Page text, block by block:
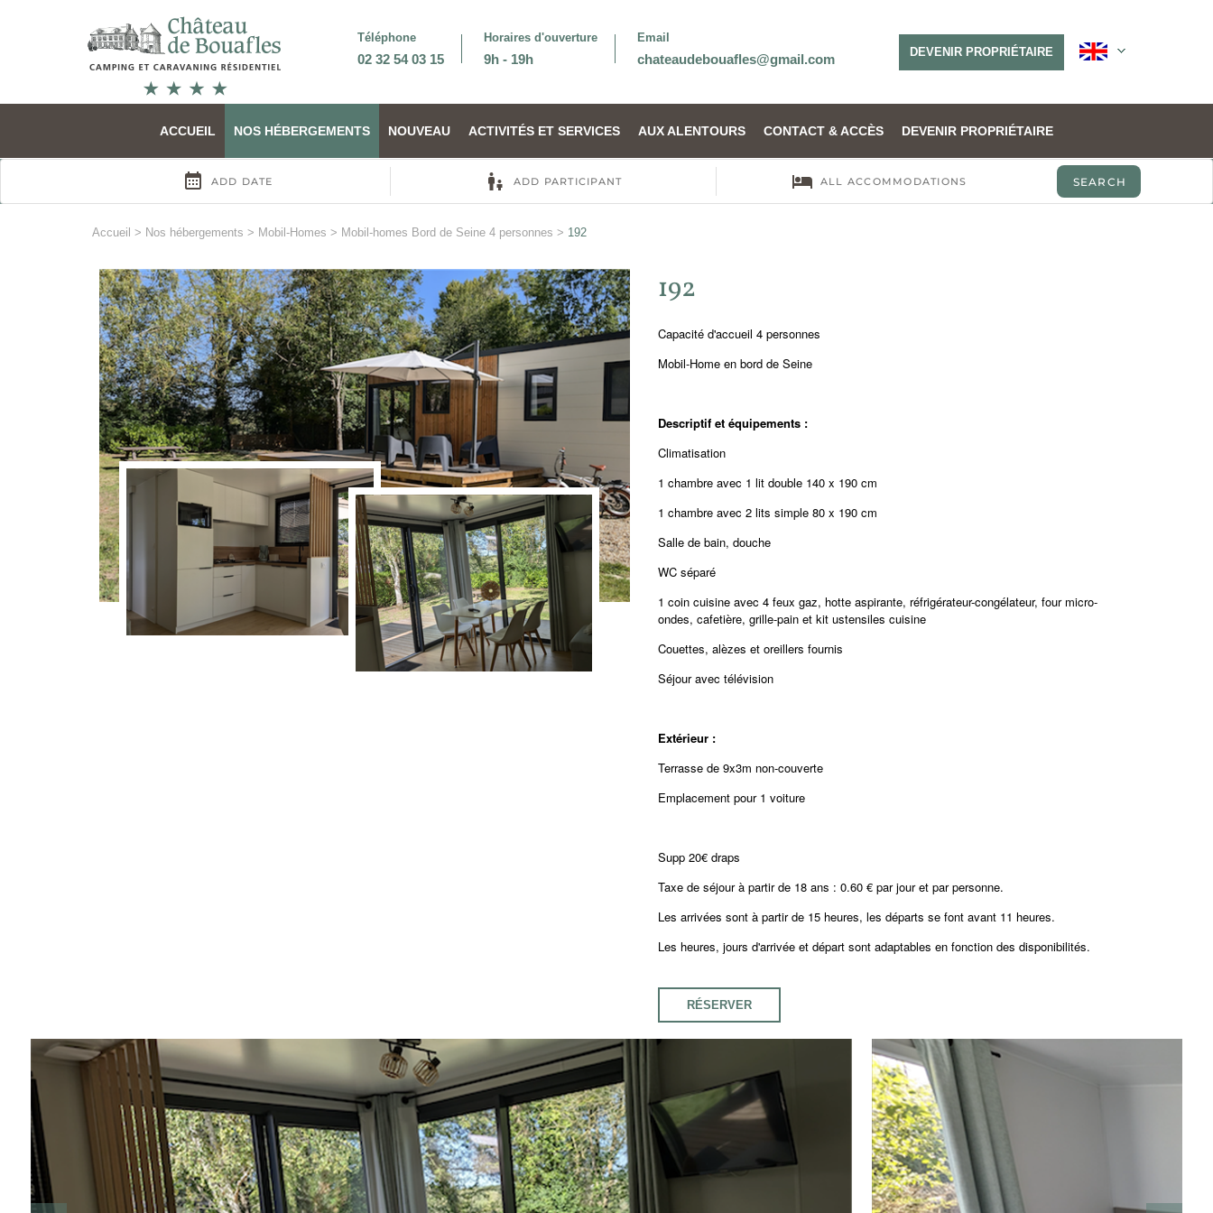
Téléphone
02 32 54 03 15
Horaires d'ouverture
9h - 19h
Email
chateaudebouafles@gmail.com DEVENIR PROPRIÉTAIRE
ACCUEIL NOS HÉBERGEMENTS NOUVEAU ACTIVITÉS ET SERVICES AUX ALENTOURS CONTACT & ACCÈS DEVENIR PROPRIÉTAIRE
Accueil > Nos hébergements > Mobil-Homes > Mobil-homes Bord de Seine 4 personnes > 192
192
Capacité d'accueil 4 personnes
Mobil-Home en bord de Seine
Descriptif et équipements :
Climatisation
1 chambre avec 1 lit double 140 x 190 cm
1 chambre avec 2 lits simple 80 x 190 cm
Salle de bain, douche
WC séparé
1 coin cuisine avec 4 feux gaz, hotte aspirante, réfrigérateur-congélateur, four micro-
ondes, cafetière, grille-pain et kit ustensiles cuisine
Couettes, alèzes et oreillers fournis
Séjour avec télévision
Extérieur :
Terrasse de 9x3m non-couverte
Emplacement pour 1 voiture
Supp 20€ draps
Taxe de séjour à partir de 18 ans : 0.60 € par jour et par personne.
Les arrivées sont à partir de 15 heures, les départs se font avant 11 heures.
Les heures, jours d'arrivée et départ sont adaptables en fonction des disponibilités.
RÉSERVER